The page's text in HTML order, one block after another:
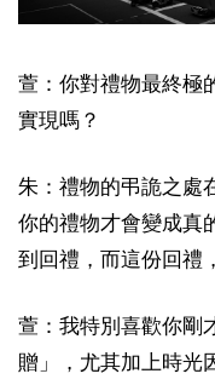
萱：你對禮物最終極
實現嗎？
朱：禮物的弔詭之處
你的禮物才會變成真
到回禮，而這份回禮
萱：我特別喜歡你剛
贈」，尤其加上時光